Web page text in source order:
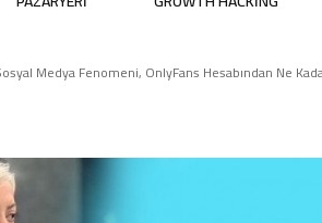
Medya Fenomeni, OnlyFans Hesabından Ne Kadar